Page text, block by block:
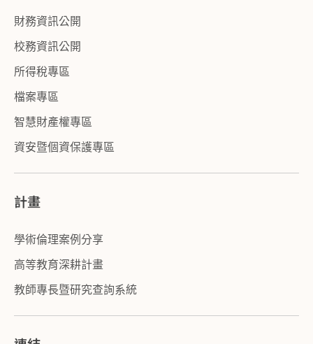
財務資訊公開
校務資訊公開
所得稅專區
檔案專區
智慧財產權專區
資安暨個資保護專區
計畫
學術倫理案例分享
高等教育深耕計畫
教師專長暨研究查詢系統